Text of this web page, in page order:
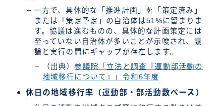
一方で、具体的な「推進計画」を「策定済み」
または「策定予定」の自治体は51%に留まりま
す。協議は進むものの、具体的な計画策定には
至っていない自治体が多いことが示唆され、議
論と実行の間にギャップが存在します。
（出典）参議院「立法と調査『運動部活動の
地域移行について』」令和6年度
休日の地域移行率（運動部・部活動数ベース）